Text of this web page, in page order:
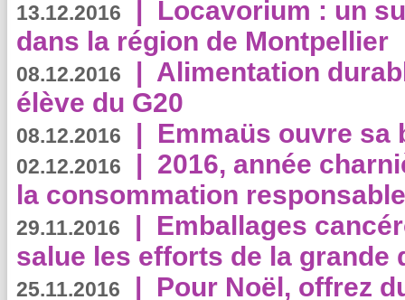
13.12.2016 | Locavorium : un
dans la région de Montpellier
08.12.2016 | Alimentation
élève du G20
08.12.2016 | Emmaüs ouvre sa
02.12.2016 | 2016, année
la consommation
29.11.2016 | Emballages
salue les efforts de la grande
25.11.2016 | Pour Noël, offrez